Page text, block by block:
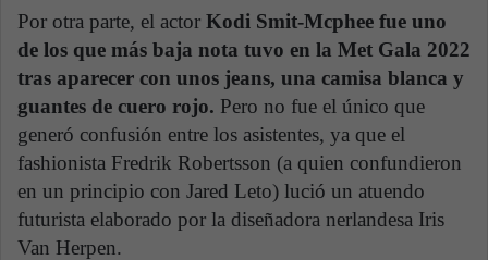
Por otra parte, el actor Kodi Smit-Mcphee fue uno
de los que más baja nota tuvo en la Met Gala 2022
tras aparecer con unos jeans, una camisa blanca y
guantes de cuero rojo. Pero no fue el único que
generó confusión entre los asistentes, ya que el
fashionista Fredrik Robertsson (a quien confundieron
en un principio con Jared Leto) lució un atuendo
futurista elaborado por la diseñadora nerlandesa Iris
Van Herpen.